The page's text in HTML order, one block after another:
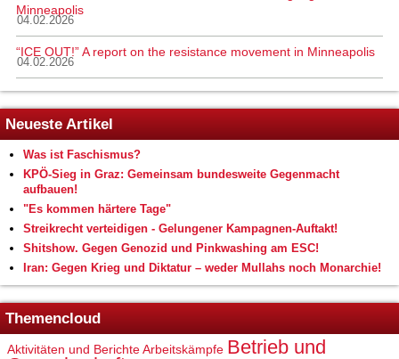
Minneapolis
04.02.2026
“ICE OUT!” A report on the resistance movement in Minneapolis
04.02.2026
Neueste Artikel
Was ist Faschismus?
KPÖ-Sieg in Graz: Gemeinsam bundesweite Gegenmacht
aufbauen!
"Es kommen härtere Tage"
Streikrecht verteidigen - Gelungener Kampagnen-Auftakt!
Shitshow. Gegen Genozid und Pinkwashing am ESC!
Iran: Gegen Krieg und Diktatur – weder Mullahs noch Monarchie!
Themencloud
Aktivitäten und BerichteArbeitskämpfe Betrieb und